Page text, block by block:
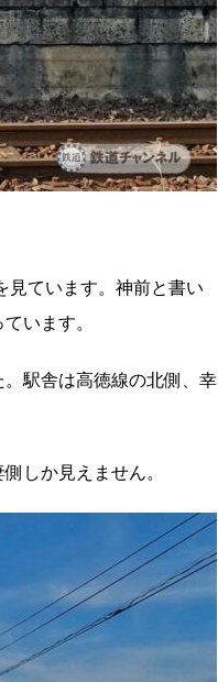
見ています。神前と書い
います。
駅舎は高徳線の北側、幸
しか見えません。